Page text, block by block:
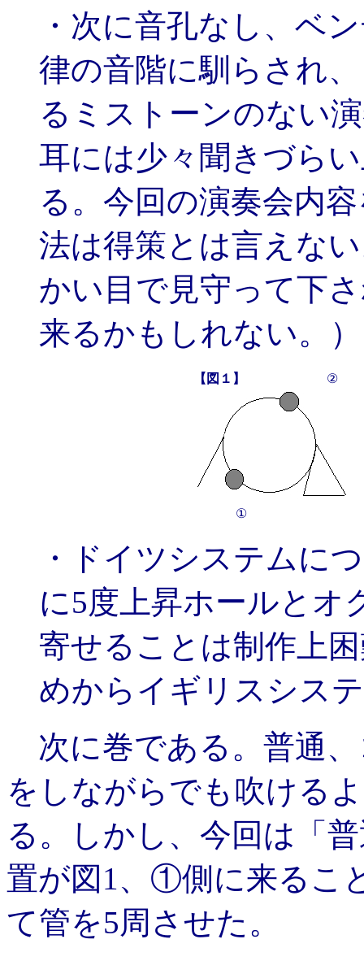
・次に音孔なし、ベ
律の音階に馴らされ
るミストーンのない
耳には少々聞きづら
る。今回の演奏会内
法は得策とは言えな
かい目で見守って下
来るかもしれない。）
【図１】 ②
①
・ドイツシステムに
に5度上昇ホールと
寄せることは制作上
めからイギリスシス
次に巻である。普通
をしながらでも吹ける
る。しかし、今回は「
置が図1、①側に来るこ
て管を5周させた。